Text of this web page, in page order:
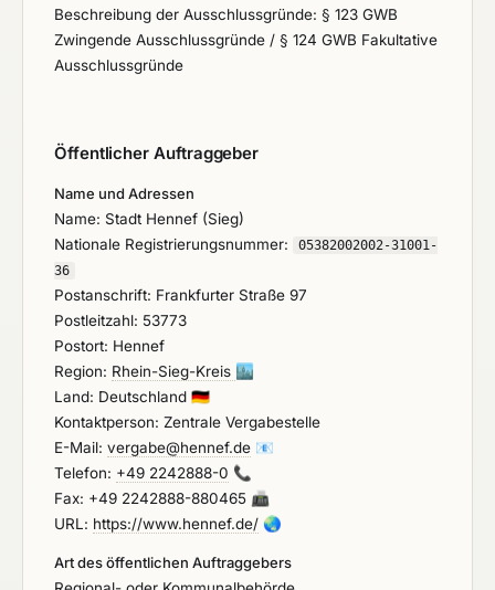
Beschreibung der Ausschlussgründe: § 123 GWB
Zwingende Ausschlussgründe / § 124 GWB Fakultative
Ausschlussgründe
Öffentlicher Auftraggeber
Name und Adressen
Name: Stadt Hennef (Sieg)
Nationale Registrierungsnummer:
05382002002-31001-
36
Postanschrift: Frankfurter Straße 97
Postleitzahl: 53773
Postort: Hennef
Region: Rhein-Sieg-Kreis 🏙️
Land: Deutschland 🇩🇪
Kontaktperson: Zentrale Vergabestelle
E-Mail: vergabe@hennef.de 📧
Telefon: +49 2242888-0 📞
Fax: +49 2242888-880465 📠
URL: https://www.hennef.de/ 🌏
Art des öffentlichen Auftraggebers